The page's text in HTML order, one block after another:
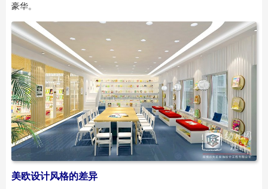
豪华。
美欧设计风格的差异